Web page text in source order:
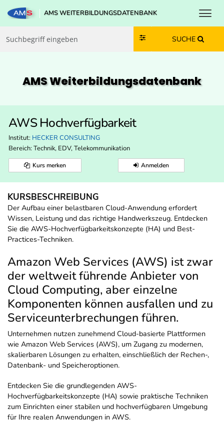
Zum Inhalt springen
Zum Navmenü springen
Zur Suche springen
Zur Footer springen
AMS WEITERBILDUNGSDATENBANK
SUCHE
AMS Weiterbildungs­datenbank
AWS Hochverfügbarkeit
Institut: HECKER CONSULTING
Bereich: Technik, EDV, Telekommunikation
Kurs merken Anmelden
KURSBESCHREIBUNG
Der Aufbau einer belastbaren Cloud-Anwendung erfordert
Wissen, Leistung und das richtige Handwerkszeug. Entdecken
Sie die AWS-Hochverfügbarkeitskonzepte (HA) und Best-
Practices-Techniken.
Amazon Web Services (AWS) ist zwar
der weltweit führende Anbieter von
Cloud Computing, aber einzelne
Komponenten können ausfallen und zu
Serviceunterbrechungen führen.
Unternehmen nutzen zunehmend Cloud-basierte Plattformen
wie Amazon Web Services (AWS), um Zugang zu modernen,
skalierbaren Lösungen zu erhalten, einschließlich der Rechen-,
Datenbank- und Speicheroptionen.
Entdecken Sie die grundlegenden AWS-
Hochverfügbarkeitskonzepte (HA) sowie praktische Techniken
zum Einrichten einer stabilen und hochverfügbaren Umgebung
für Ihre realen Anwendungen in AWS.